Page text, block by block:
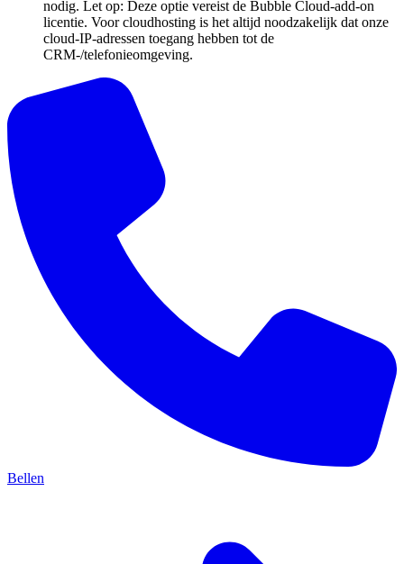
nodig. Let op: Deze optie vereist de Bubble Cloud-add-on
licentie. Voor cloudhosting is het altijd noodzakelijk dat onze
cloud-IP-adressen toegang hebben tot de
CRM-/telefonieomgeving.
Bellen